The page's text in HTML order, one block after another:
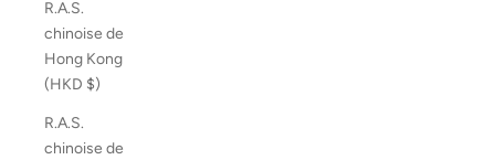
R.A.S.
chinoise de
Hong Kong
(HKD $)
R.A.S.
chinoise de